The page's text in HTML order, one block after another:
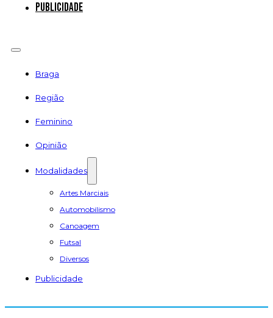
Publicidade
Braga
Região
Feminino
Opinião
Modalidades
Artes Marciais
Automobilismo
Canoagem
Futsal
Diversos
Publicidade